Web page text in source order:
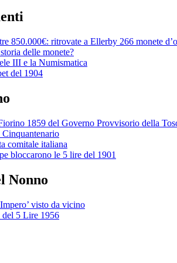
850.000€: ritrovate a Ellerby 266 monete
delle monete?
III e la Numismatica
del 1904
1859 del Governo Provvisorio della
comitale italiana
bloccarono le 5 lire del 1901
Nonno
visto da vicino
5 Lire 1956